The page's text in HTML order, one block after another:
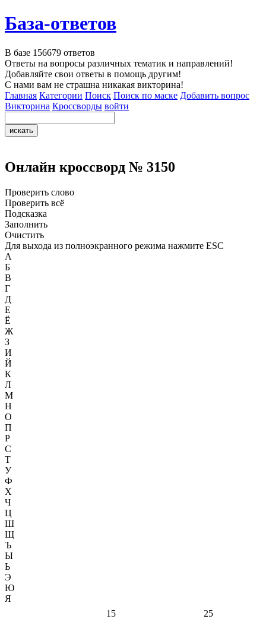
База-ответов
В базе 156679 ответов
Ответы на вопросы различных тематик и направлений!
Добавляйте свои ответы в помощь другим!
С нами вам не страшна никакая викторина!
Главная Категории Поиск Поиск по маске Добавить вопрос
Викторина Кроссворды войти
Онлайн кроссворд № 3150
Проверить слово
Проверить всё
Подсказка
Заполнить
Очистить
Для выхода из полноэкранного режима нажмите ESC
А
Б
В
Г
Д
Е
Ё
Ж
З
И
Й
К
Л
М
Н
О
П
Р
С
Т
У
Ф
Х
Ч
Ц
Ш
Щ
Ъ
Ы
Ь
Э
Ю
Я
15
25